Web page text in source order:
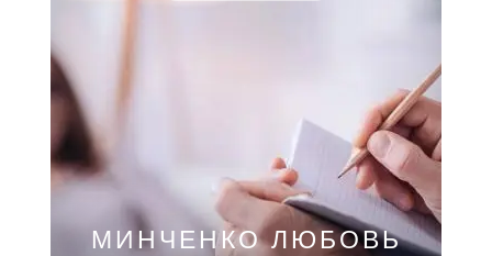
МИНЧЕНКО ЛЮБОВЬ